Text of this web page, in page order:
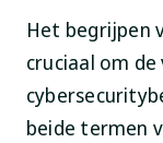
Het begrijpen
cruciaal om
beide termen